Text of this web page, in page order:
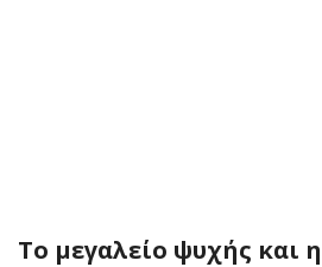
Το μεγαλείο ψυχής και